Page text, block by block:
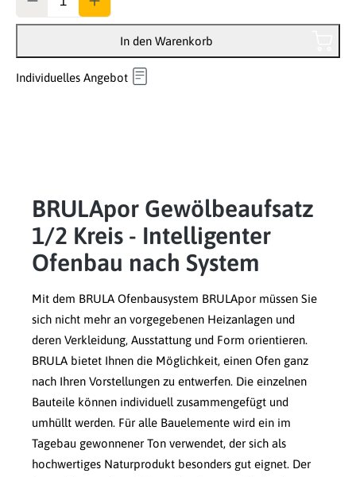
In den Warenkorb
Individuelles Angebot
BRULApor Gewölbeaufsatz
1/2 Kreis - Intelligenter
Ofenbau nach System
Mit dem BRULA Ofenbausystem BRULApor müssen Sie
sich nicht mehr an vorgegebenen Heizanlagen und
deren Verkleidung, Ausstattung und Form orientieren.
BRULA bietet Ihnen die Möglichkeit, einen Ofen ganz
nach Ihren Vorstellungen zu entwerfen. Die einzelnen
Bauteile können individuell zusammengefügt und
umhüllt werden. Für alle Bauelemente wird ein im
Tagebau gewonnener Ton verwendet, der sich als
hochwertiges Naturprodukt besonders gut eignet. Der